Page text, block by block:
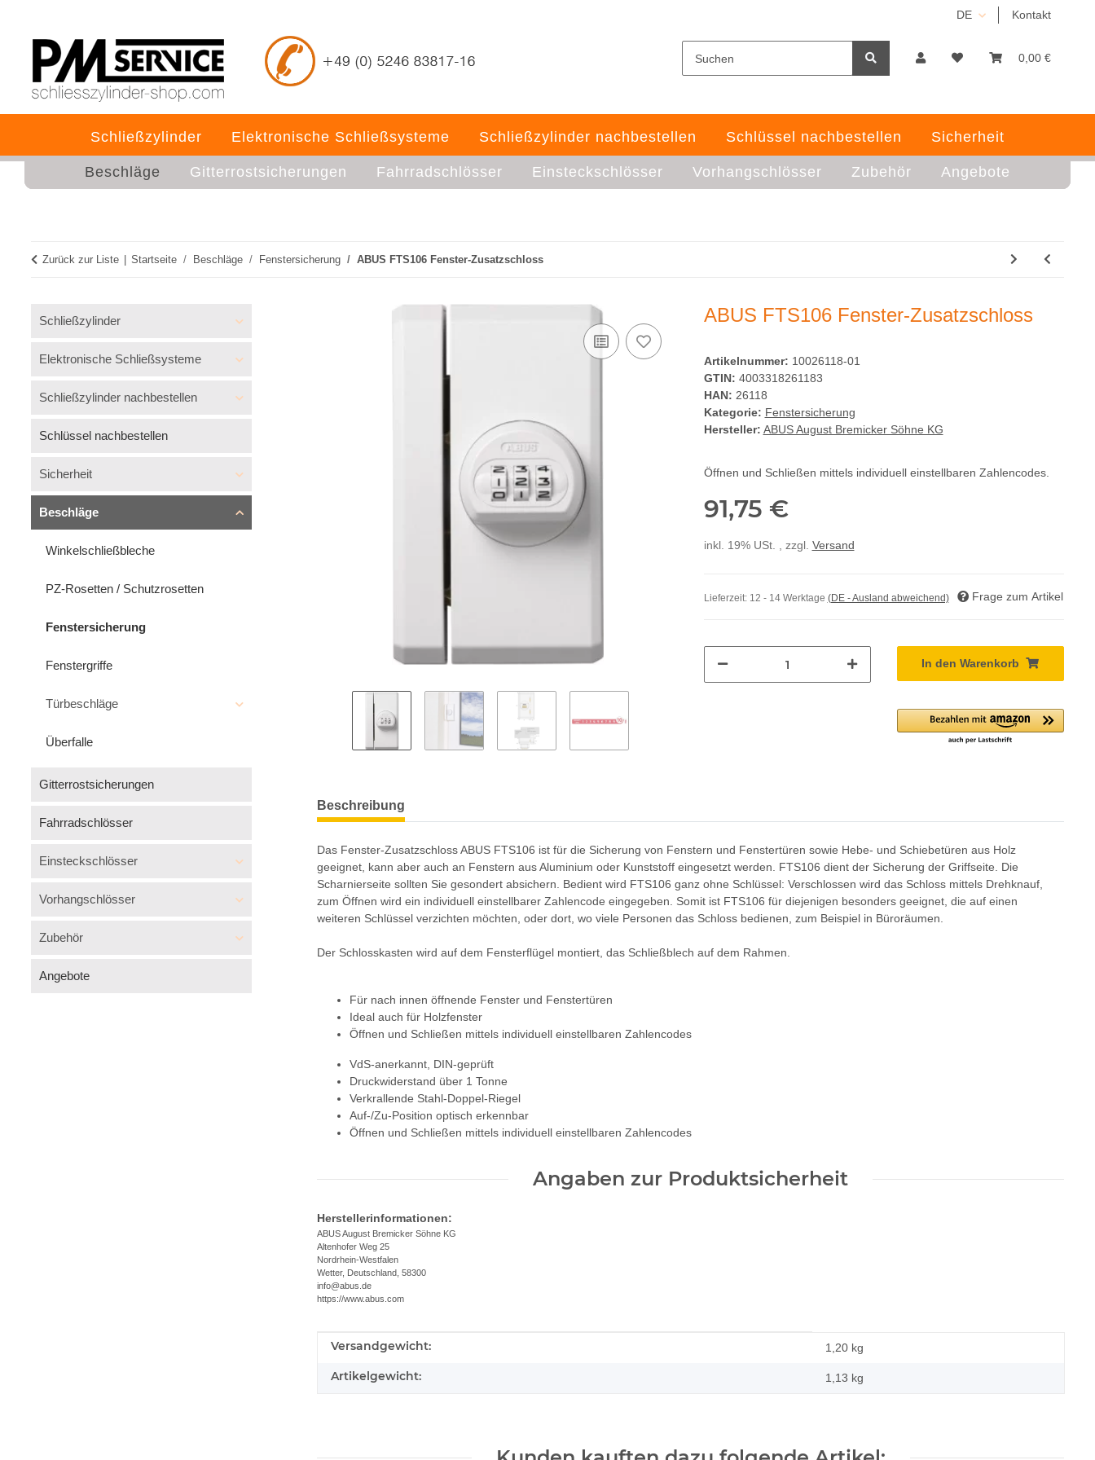
DE Kontakt
0,00 €
Schließzylinder Elektronische Schließsysteme Schließzylinder nachbestellen Schlüssel nachbestellen Sicherheit
Beschläge Gitterrostsicherungen Fahrradschlösser Einsteckschlösser Vorhangschlösser Zubehör Angebote
Zurück zur Liste Startseite Beschläge Fenstersicherung ABUS FTS106 Fenster-Zusatzschloss
ABUS FTS106 Fenster-Zusatzschloss
Artikelnummer: 10026118-01
GTIN: 4003318261183
HAN: 26118
Kategorie: Fenstersicherung
Hersteller: ABUS August Bremicker Söhne KG
Öffnen und Schließen mittels individuell einstellbaren Zahlencodes.
91,75 €
inkl. 19% USt. , zzgl. Versand
Lieferzeit: 12 - 14 Werktage (DE - Ausland abweichend) Frage zum Artikel
In den Warenkorb
Beschreibung
Das Fenster-Zusatzschloss ABUS FTS106 ist für die Sicherung von Fenstern und Fenstertüren sowie Hebe- und Schiebetüren aus Holz
geeignet, kann aber auch an Fenstern aus Aluminium oder Kunststoff eingesetzt werden. FTS106 dient der Sicherung der Griffseite. Die
Scharnierseite sollten Sie gesondert absichern. Bedient wird FTS106 ganz ohne Schlüssel: Verschlossen wird das Schloss mittels Drehknauf,
zum Öffnen wird ein individuell einstellbarer Zahlencode eingegeben. Somit ist FTS106 für diejenigen besonders geeignet, die auf einen
weiteren Schlüssel verzichten möchten, oder dort, wo viele Personen das Schloss bedienen, zum Beispiel in Büroräumen.
Der Schlosskasten wird auf dem Fensterflügel montiert, das Schließblech auf dem Rahmen.
Für nach innen öffnende Fenster und Fenstertüren
Ideal auch für Holzfenster
Öffnen und Schließen mittels individuell einstellbaren Zahlencodes
VdS-anerkannt, DIN-geprüft
Druckwiderstand über 1 Tonne
Verkrallende Stahl-Doppel-Riegel
Auf-/Zu-Position optisch erkennbar
Öffnen und Schließen mittels individuell einstellbaren Zahlencodes
Angaben zur Produktsicherheit
Herstellerinformationen:
ABUS August Bremicker Söhne KG
Altenhofer Weg 25
Nordrhein-Westfalen
Wetter, Deutschland, 58300
info@abus.de
https://www.abus.com
Produkteigenschaft
Wert
Versandgewicht: 1,20 kg
Artikelgewicht: 1,13 kg
Schließzylinder
Elektronische Schließsysteme
Schließzylinder nachbestellen
Schlüssel nachbestellen
Sicherheit
Beschläge
Winkelschließbleche
PZ-Rosetten / Schutzrosetten
Fenstersicherung
Fenstergriffe
Türbeschläge
Überfalle
Gitterrostsicherungen
Fahrradschlösser
Einsteckschlösser
Vorhangschlösser
Zubehör
Angebote